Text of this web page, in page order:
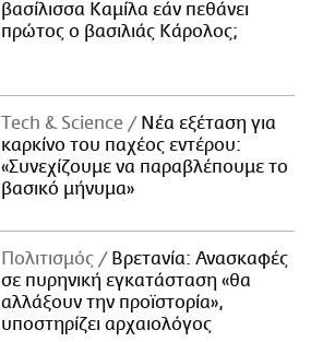
βασίλισσα Καμίλα εάν πεθάνει
πρώτος ο βασιλιάς Κάρολος;
Τech & Science
Νέα εξέταση για
καρκίνο του παχέος εντέρου:
«Συνεχίζουμε να παραβλέπουμε το
βασικό μήνυμα»
Πολιτισμός
Βρετανία: Ανασκαφές
σε πυρηνική εγκατάσταση «θα
αλλάξουν την προϊστορία»,
υποστηρίζει αρχαιολόγος